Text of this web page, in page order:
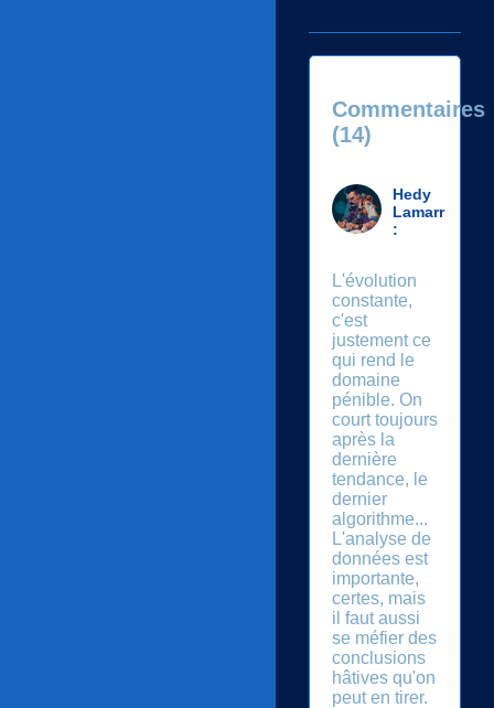
Commentaires
(14)
Hedy
Lamarr
:
L'évolution
constante,
c'est
justement ce
qui rend le
domaine
pénible. On
court toujours
après la
dernière
tendance, le
dernier
algorithme...
L'analyse de
données est
importante,
certes, mais
il faut aussi
se méfier des
conclusions
hâtives qu'on
peut en tirer.